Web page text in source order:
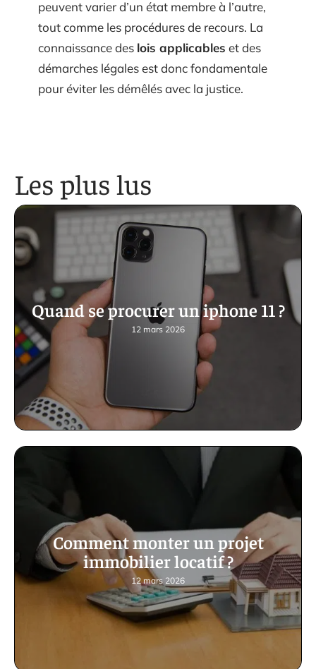
peuvent varier d’un état membre à l’autre,
tout comme les procédures de recours. La
connaissance des lois applicables et des
démarches légales est donc fondamentale
pour éviter les démêlés avec la justice.
Les plus lus
Quand se procurer un iphone 11 ?
12 mars 2026
Comment monter un projet
immobilier locatif ?
12 mars 2026